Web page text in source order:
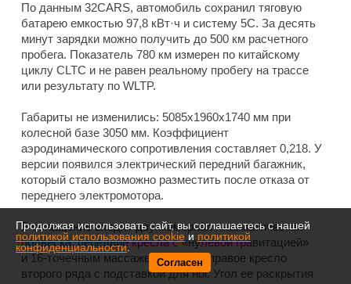
По данным 32CARS, автомобиль сохранил тяговую
батарею емкостью 97,8 кВт·ч и систему 5C. За десять
минут зарядки можно получить до 500 км расчетного
пробега. Показатель 780 км измерен по китайскому
циклу CLTC и не равен реальному пробегу на трассе
или результату по WLTP.
Габариты не изменились: 5085x1960x1740 мм при
колесной базе 3050 мм. Коэффициент
аэродинамического сопротивления составляет 0,218. У
версии появился электрический передний багажник,
который стало возможно разместить после отказа от
переднего электромотора.
В оснащение входят двухкамерная пневматическая
подвеска, передние кресла с «нулевой гравитацией»
и 16-точечным массажем, а также правое кресло
второго ряда с подставкой для ног. Угол ее раскрытия
Продолжая использовать сайт, вы соглашаетесь с нашей
политикой использования cookie и политикой
конфиденциальности.
Согласен